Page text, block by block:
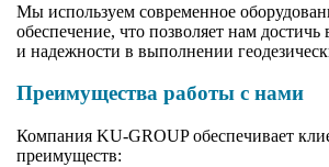
Мы используем современное
обеспечение, что позволяет нам достичь
и надежности в выполнении
Преимущества работы с нами
Компания KU-GROUP обеспечивает
преимуществ: